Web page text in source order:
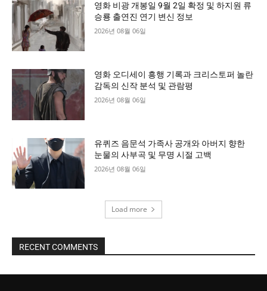
영화 비광 개봉일 9월 2일 확정 및 하지원 류
승룡 출연진 연기 변신 정보
2026년 08월 06일
영화 오디세이 흥행 기록과 크리스토퍼 놀란
감독의 신작 분석 및 관람평
2026년 08월 06일
유퀴즈 음문석 가족사 공개와 아버지 향한
눈물의 사부곡 및 무명 시절 고백
2026년 08월 06일
Load more
RECENT COMMENTS